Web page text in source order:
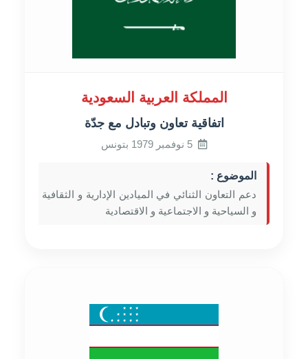
المملكة العربية السعودية
اتفاقية تعاون وتبادل مع جدّة
الموضوع :
دعم التعاون الثنائي في الميادين الإدارية و الثقافية
و السياحية و الاجتماعية و الاقتصادية